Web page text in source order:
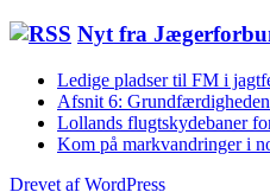
Nyt fra
Ledige pladser til FM i
Afsnit 6:
Lollands flugtskydebaner
Kom på markvandringer i
Drevet af WordPress